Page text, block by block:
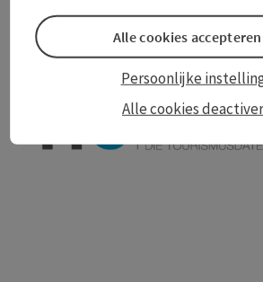
Bijdrage printen
TOURDATA
Alle cookies
Persoonlijke
Alle cookies accepteren